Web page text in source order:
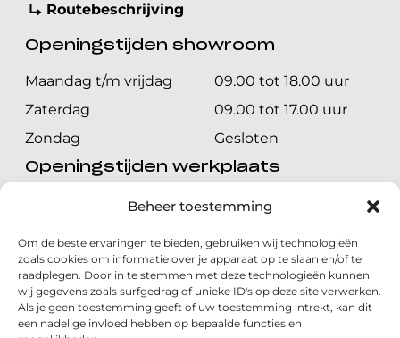
Beheer toestemming
Om de beste ervaringen te bieden, gebruiken wij technologieën
zoals cookies om informatie over je apparaat op te slaan en/of te
raadplegen. Door in te stemmen met deze technologieën kunnen
wij gegevens zoals surfgedrag of unieke ID's op deze site verwerken.
Als je geen toestemming geeft of uw toestemming intrekt, kan dit
een nadelige invloed hebben op bepaalde functies en
Routebeschrijving
Openingstijden showroom
Maandag t/m vrijdag
09.00 tot 18.00 uur
Zaterdag
09.00 tot 17.00 uur
Zondag
Gesloten
Openingstijden werkplaats
Maandag t/m vrijdag
08.00 tot 17.00 uur
Zondag
Gesloten
Volg ons